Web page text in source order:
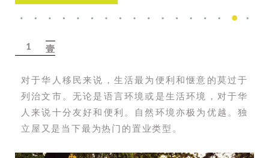
1 壹
对于华人移民来说，生活最为便利和惬意的莫过于
列治文市。无论是语言环境或是生活环境，对于华
人来说十分友好和便利。自然环境亦极为优越。独
立屋又是当下最为热门的置业类型。